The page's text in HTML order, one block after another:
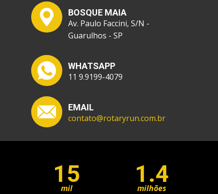
BOSQUE MAIA
Av. Paulo Faccini, S/N -
Guarulhos - SP
WHATSAPP
11 9.9199-4079
EMAIL
contato@rotaryrun.com.br
15
mil
1.4
milhões